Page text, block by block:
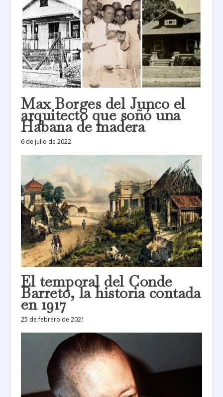
Max Borges del Junco el
arquitecto que soñó una
Habana de madera
6 de julio de 2022
El temporal del Conde
Barreto, la historia contada
en 1917
25 de febrero de 2021